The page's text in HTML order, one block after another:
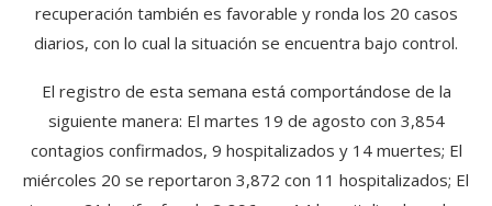
recuperación también es favorable y ronda los 20 casos
diarios, con lo cual la situación se encuentra bajo control.
El registro de esta semana está comportándose de la
siguiente manera: El martes 19 de agosto con 3,854
contagios confirmados, 9 hospitalizados y 14 muertes; El
miércoles 20 se reportaron 3,872 con 11 hospitalizados; El